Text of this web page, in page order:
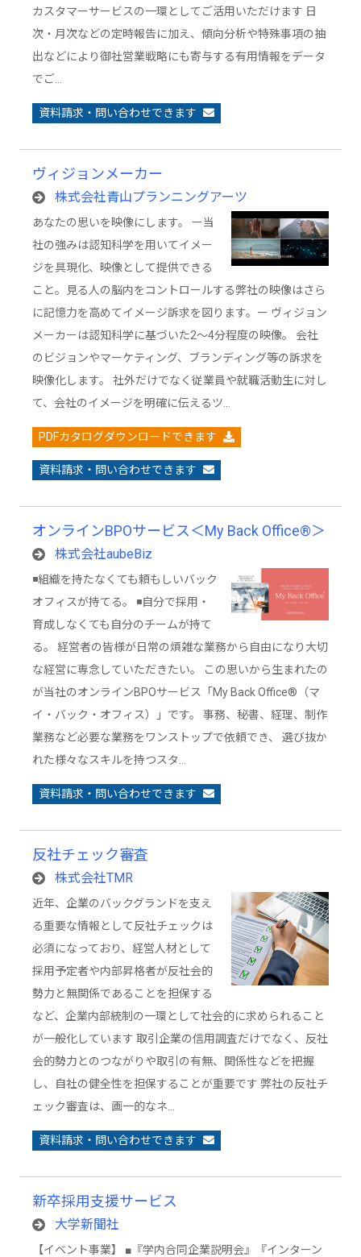
カスタマーサービスの一環としてご活用いただけます 日
次・月次などの定時報告に加え、傾向分析や特殊事項の抽
出などにより御社営業戦略にも寄与する有用情報をデータ
でご…
資料請求・問い合わせできます
ヴィジョンメーカー
株式会社青山プランニングアーツ
あなたの思いを映像にします。 ー当
社の強みは認知科学を用いてイメー
ジを具現化、映像として提供できる
こと。見る人の脳内をコントロールする弊社の映像はさら
に記憶力を高めてイメージ訴求を図ります。ー ヴィジョン
メーカーは認知科学に基づいた2～4分程度の映像。 会社
のビジョンやマーケティング、ブランディング等の訴求を
映像化します。 社外だけでなく従業員や就職活動生に対し
て、会社のイメージを明確に伝えるツ…
PDFカタログダウンロードできます
資料請求・問い合わせできます
オンラインBPOサービス＜My Back Office®︎＞
株式会社aubeBiz
◾️組織を持たなくても頼もしいバック
オフィスが持てる。 ◾️自分で採用・
育成しなくても自分のチームが持て
る。 経営者の皆様が日常の煩雑な業務から自由になり大切
な経営に専念していただきたい。 この思いから生まれたの
が当社のオンラインBPOサービス「My Back Office®︎（マ
イ・バック・オフィス）」です。 事務、秘書、経理、制作
業務など必要な業務をワンストップで依頼でき、 選び抜か
れた様々なスキルを持つスタ…
資料請求・問い合わせできます
反社チェック審査
株式会社TMR
近年、企業のバックグランドを支え
る重要な情報として反社チェックは
必須になっており、経営人材として
採用予定者や内部昇格者が反社会的
勢力と無関係であることを担保する
など、企業内部統制の一環として社会的に求められること
が一般化しています 取引企業の信用調査だけでなく、反社
会的勢力とのつながりや取引の有無、関係性などを把握
し、自社の健全性を担保することが重要です 弊社の反社チ
ェック審査は、画一的なネ…
資料請求・問い合わせできます
新卒採用支援サービス
大学新聞社
【イベント事業】 ■『学内合同企業説明会』『インターン